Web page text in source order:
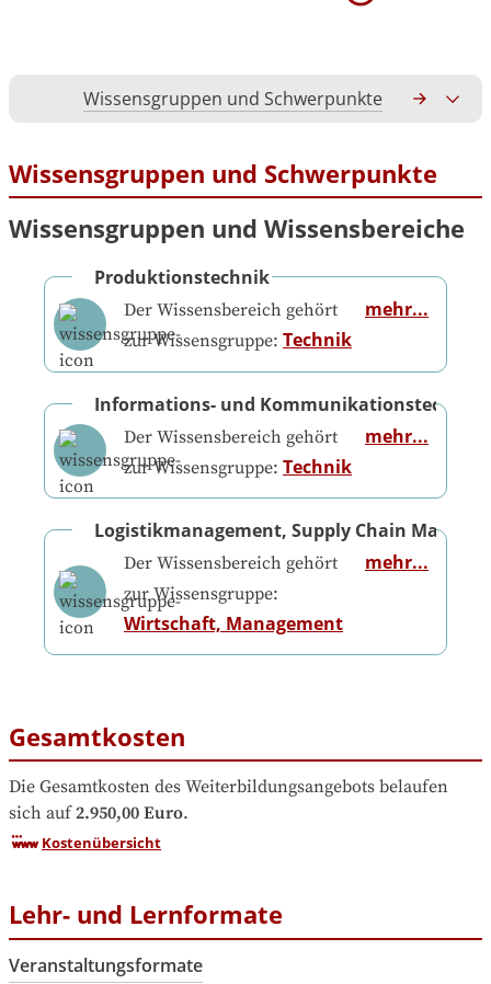
Wissensgruppen und Schwerpunkte
Wissensgruppen und Schwerpunkte
Wissensgruppen und Wissensbereiche
Produktionstechnik
Der Wissensbereich gehört
zur Wissensgruppe: Technik
mehr...
Informations- und Kommunikationstechnik
Der Wissensbereich gehört
zur Wissensgruppe: Technik
mehr...
Logistikmanagement, Supply Chain
Der Wissensbereich gehört
zur Wissensgruppe:
Wirtschaft, Management
mehr...
Gesamtkosten
Die Gesamtkosten des Weiterbildungsangebots belaufen
sich auf 2.950,00 Euro.
Kostenübersicht
Lehr- und Lernformate
Veranstaltungsformate